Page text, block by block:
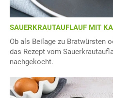
SAUERKRAUTAUFLAUF MIT
Ob als Beilage zu Bratwürsten
das Rezept vom
nachgekocht.